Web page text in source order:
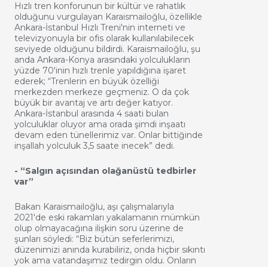
Hızlı tren konforunun bir kültür ve rahatlık
olduğunu vurgulayan Karaismailoğlu, özellikle
Ankara-İstanbul Hızlı Treni'nin interneti ve
televizyonuyla bir ofis olarak kullanılabilecek
seviyede olduğunu bildirdi. Karaismailoğlu, şu
anda Ankara-Konya arasındaki yolculukların
yüzde 70'inin hızlı trenle yapıldığına işaret
ederek; “Trenlerin en büyük özelliği
merkezden merkeze geçmeniz. O da çok
büyük bir avantaj ve artı değer katıyor.
Ankara-İstanbul arasında 4 saati bulan
yolculuklar oluyor ama orada şimdi inşaatı
devam eden tünellerimiz var. Onlar bittiğinde
inşallah yolculuk 3,5 saate inecek” dedi.
- “Salgın açısından olağanüstü tedbirler
var”
Bakan Karaismailoğlu, aşı çalışmalarıyla
2021'de eski rakamları yakalamanın mümkün
olup olmayacağına ilişkin soru üzerine de
şunları söyledi: “Biz bütün seferlerimizi,
düzenimizi anında kurabiliriz, onda hiçbir sıkıntı
yok ama vatandaşımız tedirgin oldu. Onların